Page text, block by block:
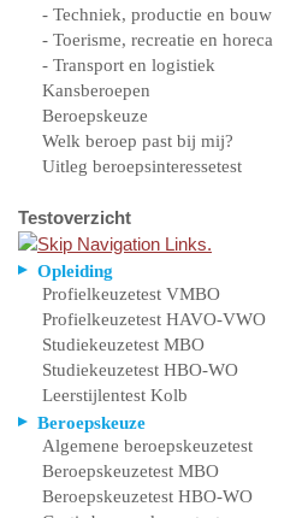
- Techniek, productie en bouw
- Toerisme, recreatie en horeca
- Transport en logistiek
Kansberoepen
Beroepskeuze
Welk beroep past bij mij?
Uitleg beroepsinteressetest
Testoverzicht
Opleiding
Profielkeuzetest VMBO
Profielkeuzetest HAVO-VWO
Studiekeuzetest MBO
Studiekeuzetest HBO-WO
Leerstijlentest Kolb
Beroepskeuze
Algemene beroepskeuzetest
Beroepskeuzetest MBO
Beroepskeuzetest HBO-WO